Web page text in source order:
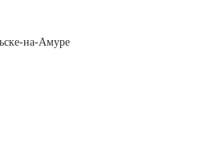
на-Амуре